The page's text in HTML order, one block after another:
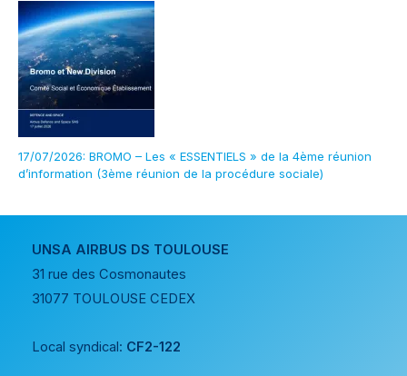
17/07/2026: BROMO – Les « ESSENTIELS » de la 4ème réunion
d’information (3ème réunion de la procédure sociale)
UNSA AIRBUS DS TOULOUSE
31 rue des Cosmonautes
31077 TOULOUSE CEDEX
Local syndical: CF2-122